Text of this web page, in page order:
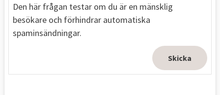
Den här frågan testar om du är en mänsklig
besökare och förhindrar automatiska
spaminsändningar.